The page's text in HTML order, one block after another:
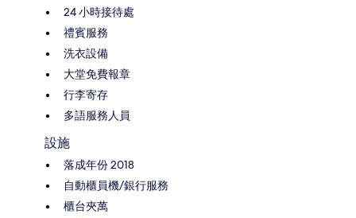
24 小時接待處
禮賓服務
洗衣設備
大堂免費報章
行李寄存
多語服務人員
設施
落成年份 2018
自動櫃員機/銀行服務
櫃台夾萬